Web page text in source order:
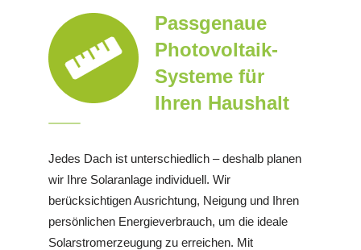
Passgenaue
Photovoltaik-
Systeme für
Ihren Haushalt
Jedes Dach ist unterschiedlich – deshalb planen
wir Ihre Solaranlage individuell. Wir
berücksichtigen Ausrichtung, Neigung und Ihren
persönlichen Energieverbrauch, um die ideale
Solarstromerzeugung zu erreichen. Mit